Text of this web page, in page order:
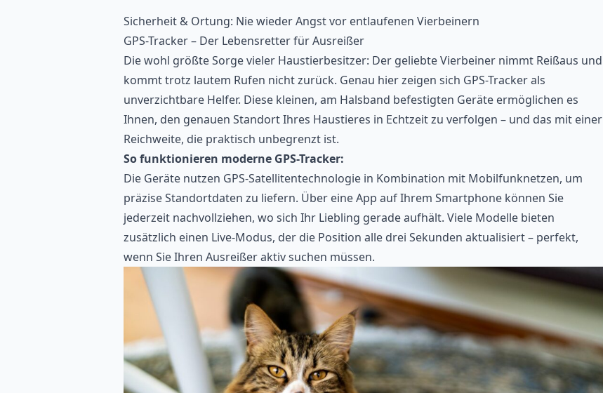
Sicherheit & Ortung: Nie wieder Angst vor entlaufenen Vierbeinern
GPS-Tracker – Der Lebensretter für Ausreißer
Die wohl größte Sorge vieler Haustierbesitzer: Der geliebte Vierbeiner nimmt Reißaus und
kommt trotz lautem Rufen nicht zurück. Genau hier zeigen sich GPS-Trackerals
unverzichtbare Helfer. Diese kleinen, am Halsband befestigten Geräte ermöglichen es
Ihnen, den genauen Standort Ihres Haustieres in Echtzeit zu verfolgen – und das mit einer
Reichweite, die praktisch unbegrenzt ist.
So funktionieren moderne GPS-Tracker:
Die Geräte nutzen GPS-Satellitentechnologie in Kombination mit Mobilfunknetzen, um
präzise Standortdaten zu liefern. Über eine App auf Ihrem Smartphone können Sie
jederzeit nachvollziehen, wo sich Ihr Liebling gerade aufhält. Viele Modelle bieten
zusätzlich einen Live-Modus, der die Position alle drei Sekunden aktualisiert – perfekt,
wenn Sie Ihren Ausreißer aktiv suchen müssen.